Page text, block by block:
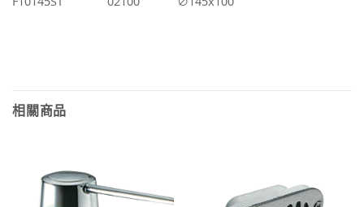
相關商品